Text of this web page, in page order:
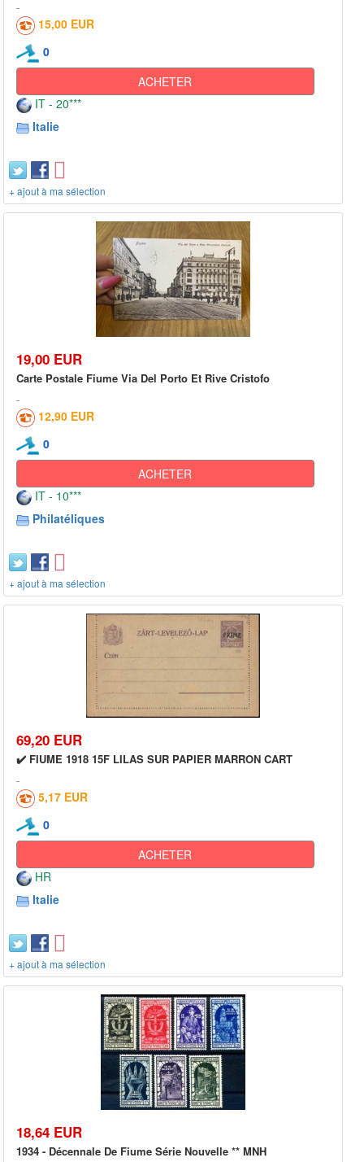
15,00 EUR
0
ACHETER
IT - 20***
Italie
+ ajout à ma sélection
19,00 EUR
Carte Postale Fiume Via Del Porto Et Rive Cristofo
12,90 EUR
0
ACHETER
IT - 10***
Philatéliques
+ ajout à ma sélection
69,20 EUR
✔️ FIUME 1918 15F LILAS SUR PAPIER MARRON CART
5,17 EUR
0
ACHETER
HR
Italie
+ ajout à ma sélection
18,64 EUR
1934 - Décennale De Fiume Série Nouvelle ** MNH